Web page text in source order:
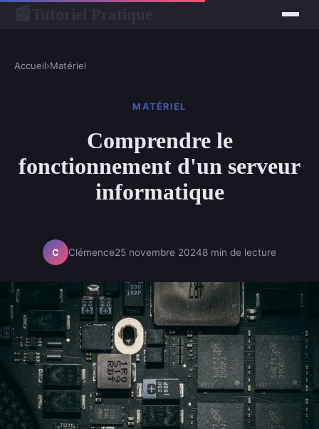
Accueil›Matériel
MATÉRIEL
Comprendre le
fonctionnement d'un serveur
informatique
C Clémence25 novembre 20248 min de lecture